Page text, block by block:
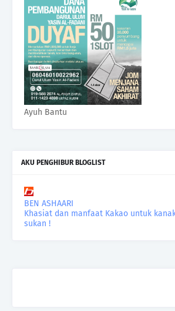
Ayuh Bantu
AKU PENGHIBUR BLOGLIST
BEN ASHAARI
Khasiat dan manfaat Kakao untuk
sukan !